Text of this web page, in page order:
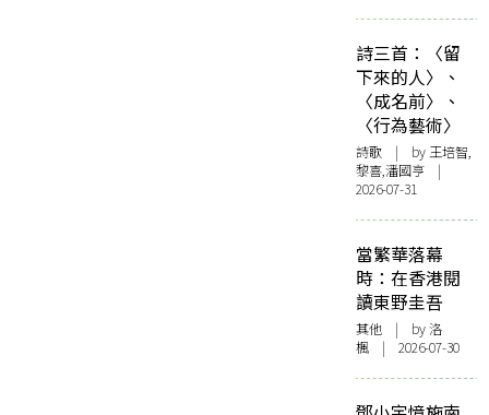
詩三首：〈留
下來的人〉、
〈成名前〉、
〈行為藝術〉
詩歌 | by 王培智,
黎喜,潘國亨 |
2026-07-31
當繁華落幕
時：在香港閱
讀東野圭吾
其他 | by洛
楓 | 2026-07-30